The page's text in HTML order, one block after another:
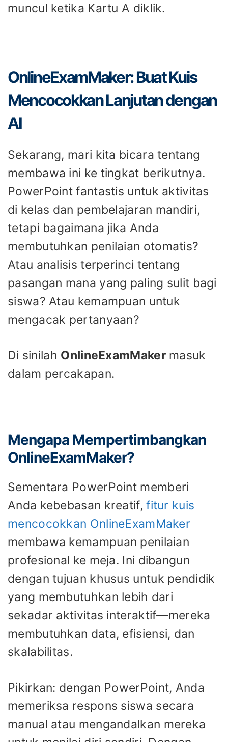
muncul ketika Kartu A diklik.
OnlineExamMaker: Buat Kuis
Mencocokkan Lanjutan dengan
AI
Sekarang, mari kita bicara tentang
membawa ini ke tingkat berikutnya.
PowerPoint fantastis untuk aktivitas
di kelas dan pembelajaran mandiri,
tetapi bagaimana jika Anda
membutuhkan penilaian otomatis?
Atau analisis terperinci tentang
pasangan mana yang paling sulit bagi
siswa? Atau kemampuan untuk
mengacak pertanyaan?
Di sinilah OnlineExamMakermasuk
dalam percakapan.
Mengapa Mempertimbangkan
OnlineExamMaker?
Sementara PowerPoint memberi
Anda kebebasan kreatif,fitur kuis
mencocokkan OnlineExamMaker
membawa kemampuan penilaian
profesional ke meja. Ini dibangun
dengan tujuan khusus untuk pendidik
yang membutuhkan lebih dari
sekadar aktivitas interaktif—mereka
membutuhkan data, efisiensi, dan
skalabilitas.
Pikirkan: dengan PowerPoint, Anda
memeriksa respons siswa secara
manual atau mengandalkan mereka